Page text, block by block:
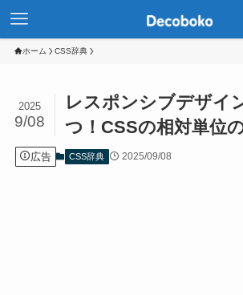
ホーム CSS辞典
レスポンシブデザイ
つ！CSSの相対単位
2025
9/08
広告 CSS辞典 2025/09/08